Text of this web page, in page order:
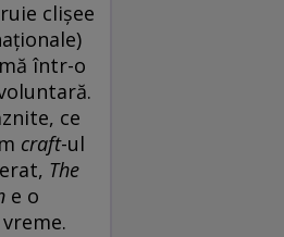
clișee
într-o
ce
craft-ul
The
e o